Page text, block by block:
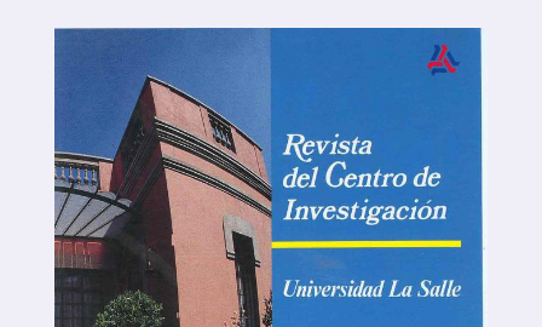
Barra lateral del artículo